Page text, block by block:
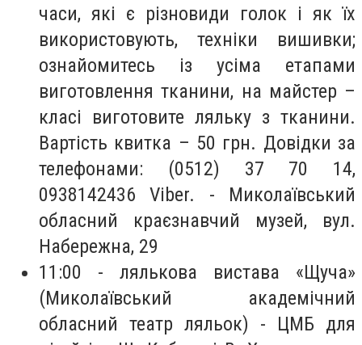
часи, які є різновиди голок і як їх
використовують, техніки вишивки;
ознайомитесь із усіма етапами
виготовлення тканини, на майстер –
класі виготовите ляльку з тканини.
Вартість квитка – 50 грн. Довідки за
телефонами: (0512) 37 70 14,
0938142436 Viber. - Миколаївський
обласний краєзнавчий музей, вул.
Набережна, 29
11:00 - лялькова вистава «Щуча»
(Миколаївський академічний
обласний театр ляльок) - ЦМБ для